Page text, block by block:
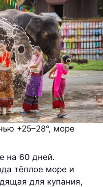
+25–28°, море
на 60 дней.
тёплое море и
для купания,